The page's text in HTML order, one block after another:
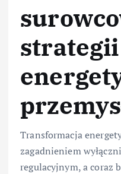
strategii
Transformacja
zagadnieniem
regulacyjnym, a coraz